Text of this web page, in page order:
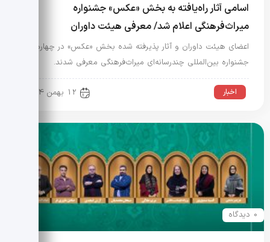
اسامی آثار راه‌یافته به بخش «عکس» جشنواره
میراث‌فرهنگی اعلام شد/ معرفی هیئت داوران
اعضای هیئت داوران و آثار پذیرفته شده بخش «عکس» در چهارمین
جشنواره بین‌المللی چندرسانه‌ای میراث‌فرهنگی معرفی شدند.
اخبار 12 بهمن 1404
0 دیدگاه